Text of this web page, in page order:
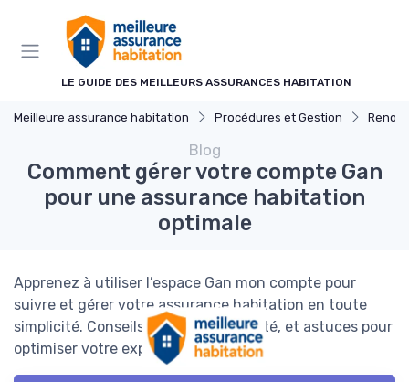
LE GUIDE DES MEILLEURS ASSURANCES HABITATION
Meilleure assurance habitation Procédures et Gestion
Blog
Comment gérer votre compte Gan
pour une assurance habitation
optimale
Apprenez à utiliser l’espace Gan mon compte pour
suivre et gérer votre assurance habitation en toute
simplicité. Conseils pratiques, sécurité, et astuces pour
optimiser votre expérience en ligne.
Panneau de gestion des cookies